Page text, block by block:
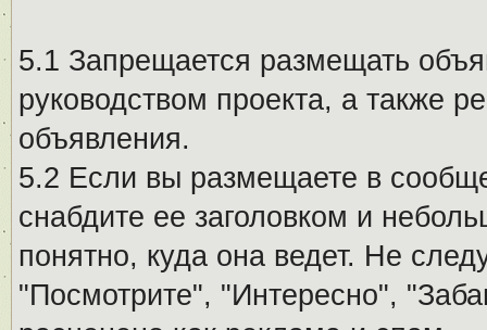
5.1 Запрещается размещать
руководством проекта, а также
объявления.
5.2 Если вы размещаете в
снабдите ее заголовком и
понятно, куда она ведет. Не
"Посмотрите", "Интересно",